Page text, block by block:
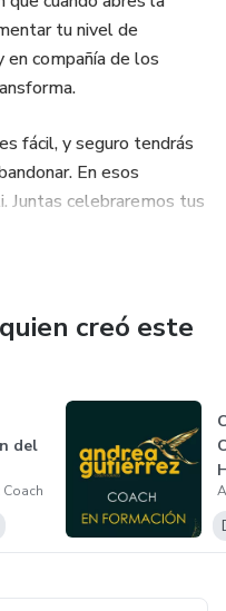
tu nivel de
en compañía de los
fácil, y seguro tendrás
En esos
Juntas celebraremos tus
creó este
del